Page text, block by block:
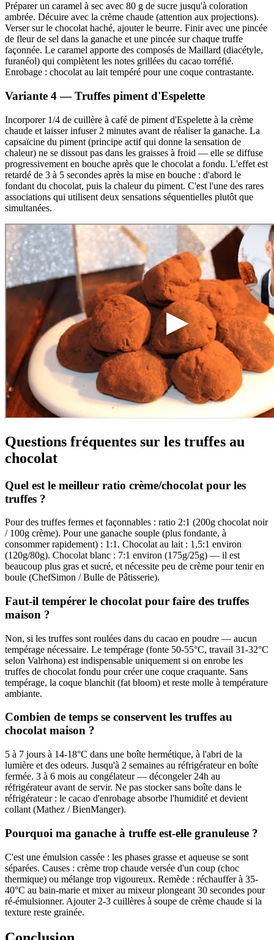
Préparer un caramel à sec avec 80 g de sucre jusqu'à coloration
ambrée. Décuire avec la crème chaude (attention aux projections).
Verser sur le chocolat haché, ajouter le beurre. Finir avec une pincée
de fleur de sel dans la ganache et une pincée sur chaque truffe
façonnée. Le caramel apporte des composés de Maillard (diacétyle,
furanéol) qui complètent les notes grillées du cacao torréfié.
Enrobage : chocolat au lait tempéré pour une coque contrastante.
Variante 4 — Truffes piment d'Espelette
Incorporer 1/4 de cuillère à café de piment d'Espelette à la crème
chaude et laisser infuser 2 minutes avant de réaliser la ganache. La
capsaïcine du piment (principe actif qui donne la sensation de
chaleur) ne se dissout pas dans les graisses à froid — elle se diffuse
progressivement en bouche après que le chocolat a fondu. L'effet est
retardé de 3 à 5 secondes après la mise en bouche : d'abord le
fondant du chocolat, puis la chaleur du piment. C'est l'une des rares
associations qui utilisent deux sensations séquentielles plutôt que
simultanées.
Questions fréquentes sur les truffes au
chocolat
Quel est le meilleur ratio crème/chocolat pour les
truffes ?
Pour des truffes fermes et façonnables : ratio 2:1 (200g chocolat noir
/ 100g crème). Pour une ganache souple (plus fondante, à
consommer rapidement) : 1:1. Chocolat au lait : 1,5:1 environ
(120g/80g). Chocolat blanc : 7:1 environ (175g/25g) — il est
beaucoup plus gras et sucré, et nécessite peu de crème pour tenir en
boule (ChefSimon / Bulle de Pâtisserie).
Faut-il tempérer le chocolat pour faire des truffes
maison ?
Non, si les truffes sont roulées dans du cacao en poudre — aucun
tempérage nécessaire. Le tempérage (fonte 50-55°C, travail 31-32°C
selon Valrhona) est indispensable uniquement si on enrobe les
truffes de chocolat fondu pour créer une coque craquante. Sans
tempérage, la coque blanchit (fat bloom) et reste molle à température
ambiante.
Combien de temps se conservent les truffes au
chocolat maison ?
5 à 7 jours à 14-18°C dans une boîte hermétique, à l'abri de la
lumière et des odeurs. Jusqu'à 2 semaines au réfrigérateur en boîte
fermée. 3 à 6 mois au congélateur — décongeler 24h au
réfrigérateur avant de servir. Ne pas stocker sans boîte dans le
réfrigérateur : le cacao d'enrobage absorbe l'humidité et devient
collant (Mathez / BienManger).
Pourquoi ma ganache à truffe est-elle granuleuse ?
C'est une émulsion cassée : les phases grasse et aqueuse se sont
séparées. Causes : crème trop chaude versée d'un coup (choc
thermique) ou mélange trop vigoureux. Remède : réchauffer à 35-
40°C au bain-marie et mixer au mixeur plongeant 30 secondes pour
ré-émulsionner. Ajouter 2-3 cuillères à soupe de crème chaude si la
texture reste grainée.